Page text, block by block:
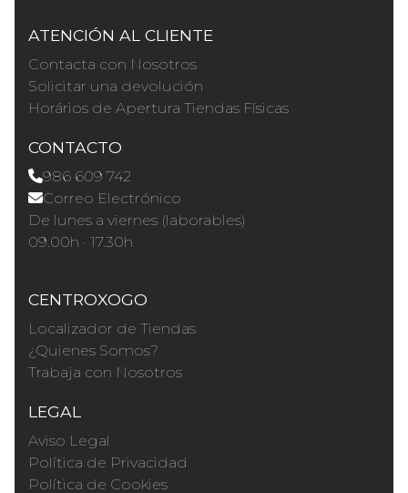
ATENCIÓN AL CLIENTE
Contacta con Nosotros
Solicitar una devolución
Horários de Apertura Tiendas Físicas
CONTACTO
986 609 742
Correo Electrónico
De lunes a viernes (laborables)
09.00h · 17.30h
CENTROXOGO
Localizador de Tiendas
¿Quienes Somos?
Trabaja con Nosotros
LEGAL
Aviso Legal
Política de Privacidad
Política de Cookies